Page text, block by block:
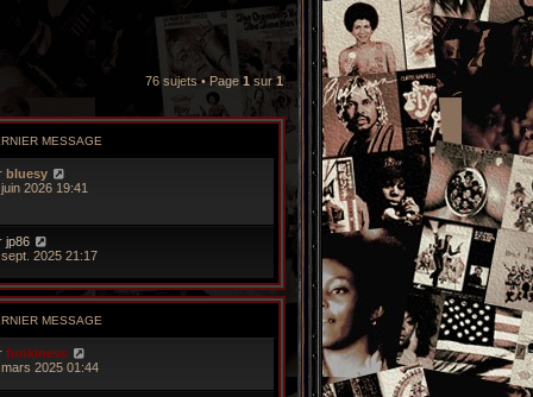
76 sujets • Page 1 sur1
MESSAGE
bluesy
2026 19:41
jp86
2025 21:17
MESSAGE
funkiness
2025 01:44